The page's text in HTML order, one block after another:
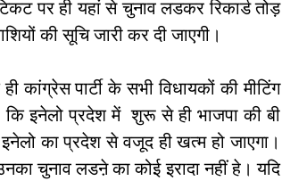
पर ही यहां से चुनाव लडकर रिकार्ड तोड़
की सूचि जारी कर दी जाएगी।
कांग्रेस पार्टी के सभी विधायकों की मीटिंग
कि इनेलो प्रदेश में शुरू से ही भाजपा की बी
का प्रदेश से वजूद ही खत्म हो जाएगा।
चुनाव लडऩे का कोई इरादा नहीं हे। यदि